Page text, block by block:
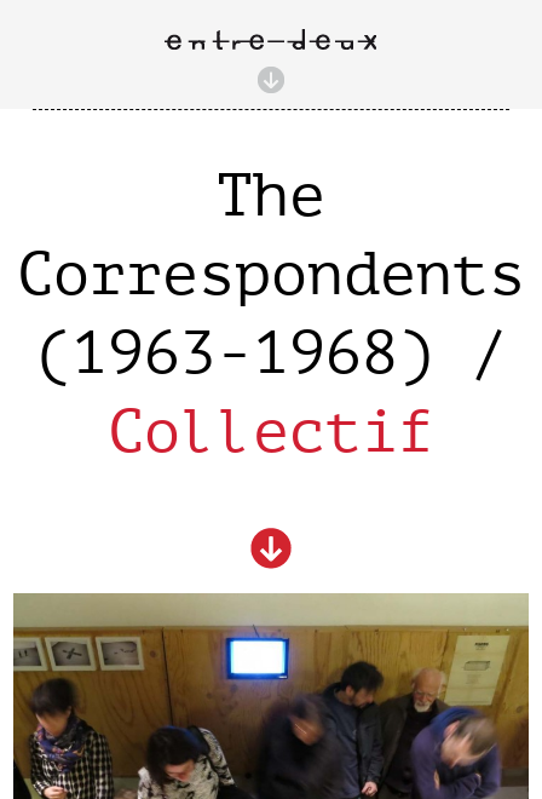
The
Correspondents
(1963-1968) /
Collectif